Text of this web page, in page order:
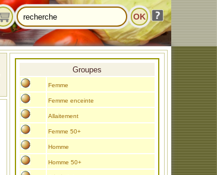
Groupes
Femme
Femme enceinte
Allaitement
Femme 50+
Homme
Homme 50+